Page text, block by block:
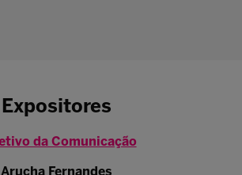
Expositores
da Comunicação
Arucha Fernandes